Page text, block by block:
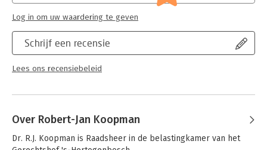
- het fiscale straf- en strafprocesrecht.
Algemene wet inzake rijksbelastingenis zeer geschikt als
studieboek voor het hoger en wetenschappelijk onderwijs en
wordt daarvoor al vele jaren gebruikt. Tevens is het een
onmisbaar handboek voor de dagelijkse praktijk van de fiscale
Schrijf een recensie
Lees ons recensiebeleid
Log in om uw waardering te geven
Over Robert-Jan Koopman
Dr. R.J. Koopman is Raadsheer in de belastingkamer van het